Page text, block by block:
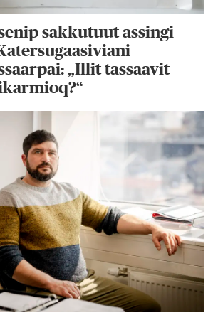
sakkutuut assingi
„Illit tassaavit